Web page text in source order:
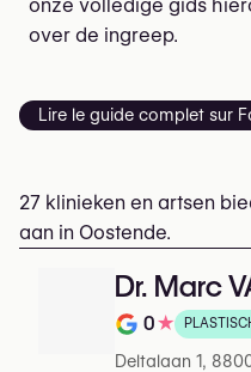
onze volledige gids
over de ingreep.
Lire le guide complet sur
27 klinieken en artsen
aan in Oostende.
Dr. Marc
Note de 0 sur 5
0★
Deltalaan 1,